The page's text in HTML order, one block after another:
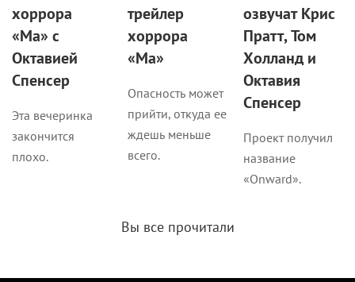
хоррора
«Ма» с
Октавией
Спенсер
Эта вечеринка
закончится
плохо.
трейлер
хоррора
«Ма»
Опасность может
прийти, откуда ее
ждешь меньше
всего.
озвучат Крис
Пратт, Том
Холланд и
Октавия
Спенсер
Проект получил
название
«Onward».
Вы все прочитали